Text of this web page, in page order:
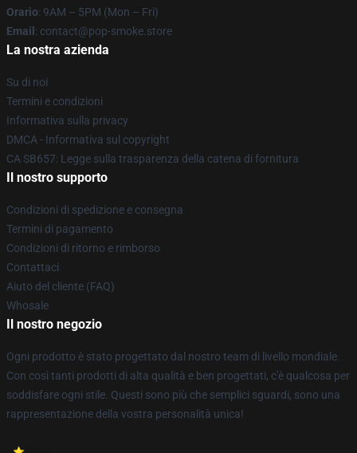
Orario: 9AM – 5PM (Mon – Fri)
Email : contact@pop-smoke.store
La nostra azienda
Su di noi
Termini e condizioni
Informativa sulla privacy
DMCA - Informativa sul copyright
CA SB657: Legge sulla trasparenza della catena di fornitura
Il nostro supporto
Condizioni di spedizione e consegna
Termini di pagamento
Condizioni di ritorno e rimborso
Contattaci
Aiuto del cliente (FAQ)
Whosale
Il nostro negozio
Ogni prodotto è stato progettato dal nostro team di livello mondiale.
Con così tanti prodotti di alta qualità e ben progettati, c'è qualcosa per
soddisfare ogni stile. Questi sono più che semplici sguardi, sono una
rappresentazione della vostra personalità unica!